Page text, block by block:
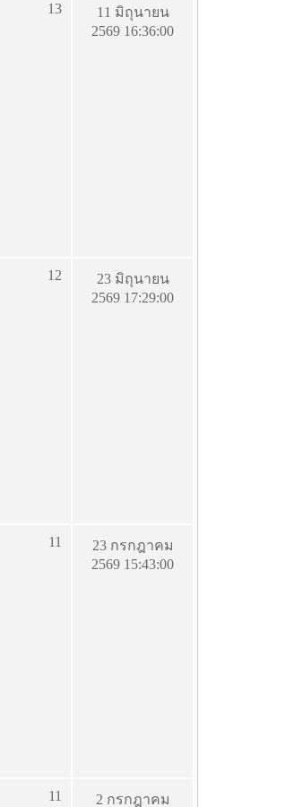
13
11 มิถุนายน
2569 16:36:00
12
23 มิถุนายน
2569 17:29:00
11
23 กรกฎาคม
2569 15:43:00
11 2 กรกฎาคม